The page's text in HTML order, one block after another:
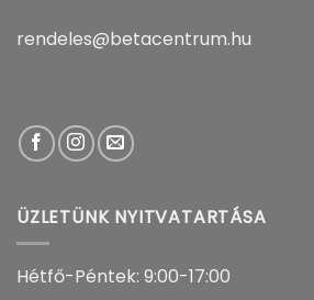
rendeles@betacentrum.hu
ÜZLETÜNK NYITVATARTÁSA
Hétfő-Péntek: 9:00-17:00